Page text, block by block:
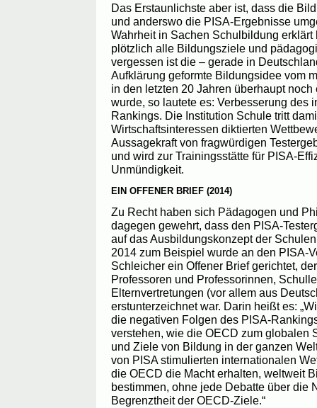
Das Erstaunlichste aber ist, dass die
und anderswo die PISA-Ergebnisse
Wahrheit in Sachen Schulbildung erklärt
plötzlich alle Bildungsziele und
vergessen ist die – gerade in
Aufklärung geformte Bildungsidee vom
in den letzten 20 Jahren überhaupt noch
wurde, so lautete es: Verbesserung des
Rankings. Die Institution Schule tritt
Wirtschaftsinteressen diktierten
Aussagekraft von fragwürdigen
und wird zur Trainingsstätte für PISA-
Unmündigkeit.
EIN OFFENER BRIEF (2014)
Zu Recht haben sich Pädagogen und
dagegen gewehrt, dass den PISA-
auf das Ausbildungskonzept der
2014 zum Beispiel wurde an den PISA-
Schleicher ein Offener Brief gerichtet,
Professoren und Professorinnen,
Elternvertretungen (vor allem aus
erstunterzeichnet war. Darin heißt es:
die negativen Folgen des PISA-
verstehen, wie die OECD zum globalen
und Ziele von Bildung in der ganzen
von PISA stimulierten internationalen
die OECD die Macht erhalten, weltweit
bestimmen, ohne jede Debatte über die
Begrenztheit der OECD-Ziele.“